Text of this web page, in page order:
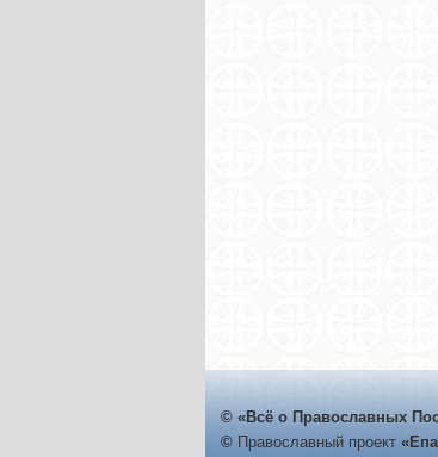
© «Всё о Православных
© Православный проект